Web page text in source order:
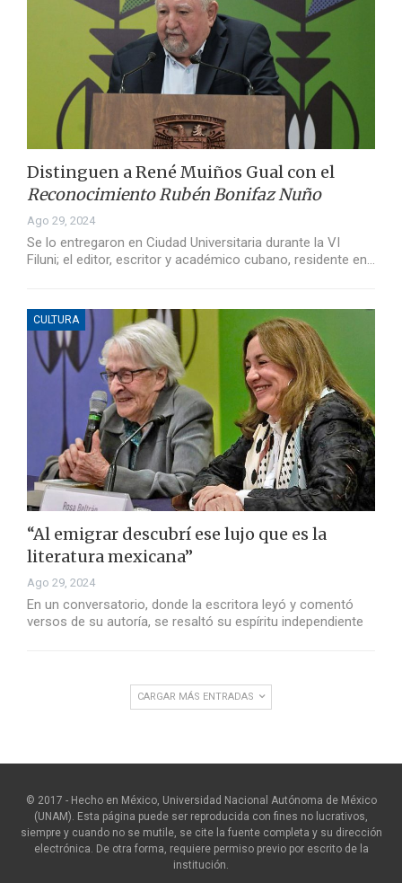
Distinguen a René Muiños Gual con el
Reconocimiento Rubén Bonifaz Nuño
Ago 29, 2024
Se lo entregaron en Ciudad Universitaria durante la VI
Filuni; el editor, escritor y académico cubano, residente en…
CULTURA
“Al emigrar descubrí ese lujo que es la
literatura mexicana”
Ago 29, 2024
En un conversatorio, donde la escritora leyó y comentó
versos de su autoría, se resaltó su espíritu independiente
CARGAR MÁS ENTRADAS
© 2017 - Hecho en México, Universidad Nacional Autónoma de México
(UNAM). Esta página puede ser reproducida con fines no lucrativos,
siempre y cuando no se mutile, se cite la fuente completa y su dirección
electrónica. De otra forma, requiere permiso previo por escrito de la
institución.